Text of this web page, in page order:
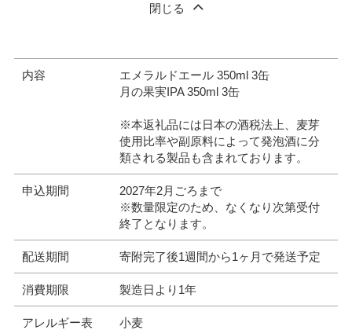
閉じる
内容
エメラルドエール 350ml 3缶
月の果実IPA 350ml 3缶
※本返礼品には日本の酒税法上、麦芽
使用比率や副原料によって発泡酒に分
類される製品も含まれております。
申込期間
2027年2月ごろまで
※数量限定のため、なくなり次第受付
終了となります。
配送期間 寄附完了後1週間から1ヶ月で発送予定
消費期限 製造日より1年
アレルギー表
小麦